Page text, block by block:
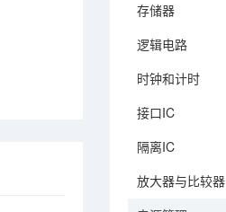
存储器
逻辑电路
时钟和计时
接口IC
隔离IC
放大器与比较器